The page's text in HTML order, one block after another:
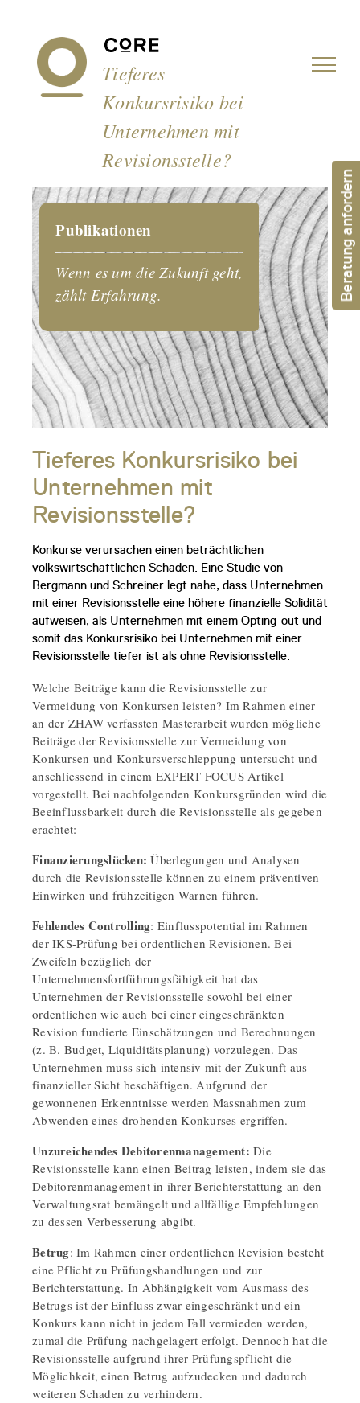
Tieferes
Konkursrisiko bei
Unternehmen mit
Revisionsstelle?
Publikationen
Wenn es um die Zukunft geht,
zählt Erfahrung.
Tieferes Konkursrisiko bei
Unternehmen mit
Revisionsstelle?
Konkurse verursachen einen beträchtlichen
volkswirtschaftlichen Schaden. Eine Studie von
Bergmann und Schreiner legt nahe, dass Unternehmen
mit einer Revisionsstelle eine höhere finanzielle Solidität
aufweisen, als Unternehmen mit einem Opting-out und
somit das Konkursrisiko bei Unternehmen mit einer
Revisionsstelle tiefer ist als ohne Revisionsstelle.
Welche Beiträge kann die Revisionsstelle zur
Vermeidung von Konkursen leisten? Im Rahmen einer
an der ZHAW verfassten Masterarbeit wurden mögliche
Beiträge der Revisionsstelle zur Vermeidung von
Konkursen und Konkursverschleppung untersucht und
anschliessend in einem EXPERT FOCUS Artikel
vorgestellt. Bei nachfolgenden Konkursgründen wird die
Beeinflussbarkeit durch die Revisionsstelle als gegeben
erachtet:
Finanzierungslücken: Überlegungen und Analysen
durch die Revisionsstelle können zu einem präventiven
Einwirken und frühzeitigen Warnen führen.
Fehlendes Controlling: Einflusspotential im Rahmen
der IKS-Prüfung bei ordentlichen Revisionen. Bei
Zweifeln bezüglich der
Unternehmensfortführungsfähigkeit hat das
Unternehmen der Revisionsstelle sowohl bei einer
ordentlichen wie auch bei einer eingeschränkten
Revision fundierte Einschätzungen und Berechnungen
(z. B. Budget, Liquiditätsplanung) vorzulegen. Das
Unternehmen muss sich intensiv mit der Zukunft aus
finanzieller Sicht beschäftigen. Aufgrund der
gewonnenen Erkenntnisse werden Massnahmen zum
Abwenden eines drohenden Konkurses ergriffen.
Unzureichendes Debitorenmanagement: Die
Revisionsstelle kann einen Beitrag leisten, indem sie das
Debitorenmanagement in ihrer Berichterstattung an den
Verwaltungsrat bemängelt und allfällige Empfehlungen
zu dessen Verbesserung abgibt.
Betrug: Im Rahmen einer ordentlichen Revision besteht
eine Pflicht zu Prüfungshandlungen und zur
Berichterstattung. In Abhängigkeit vom Ausmass des
Betrugs ist der Einfluss zwar eingeschränkt und ein
Konkurs kann nicht in jedem Fall vermieden werden,
zumal die Prüfung nachgelagert erfolgt. Dennoch hat die
Revisionsstelle aufgrund ihrer Prüfungspflicht die
Möglichkeit, einen Betrug aufzudecken und dadurch
weiteren Schaden zu verhindern.
Beratung anfordern